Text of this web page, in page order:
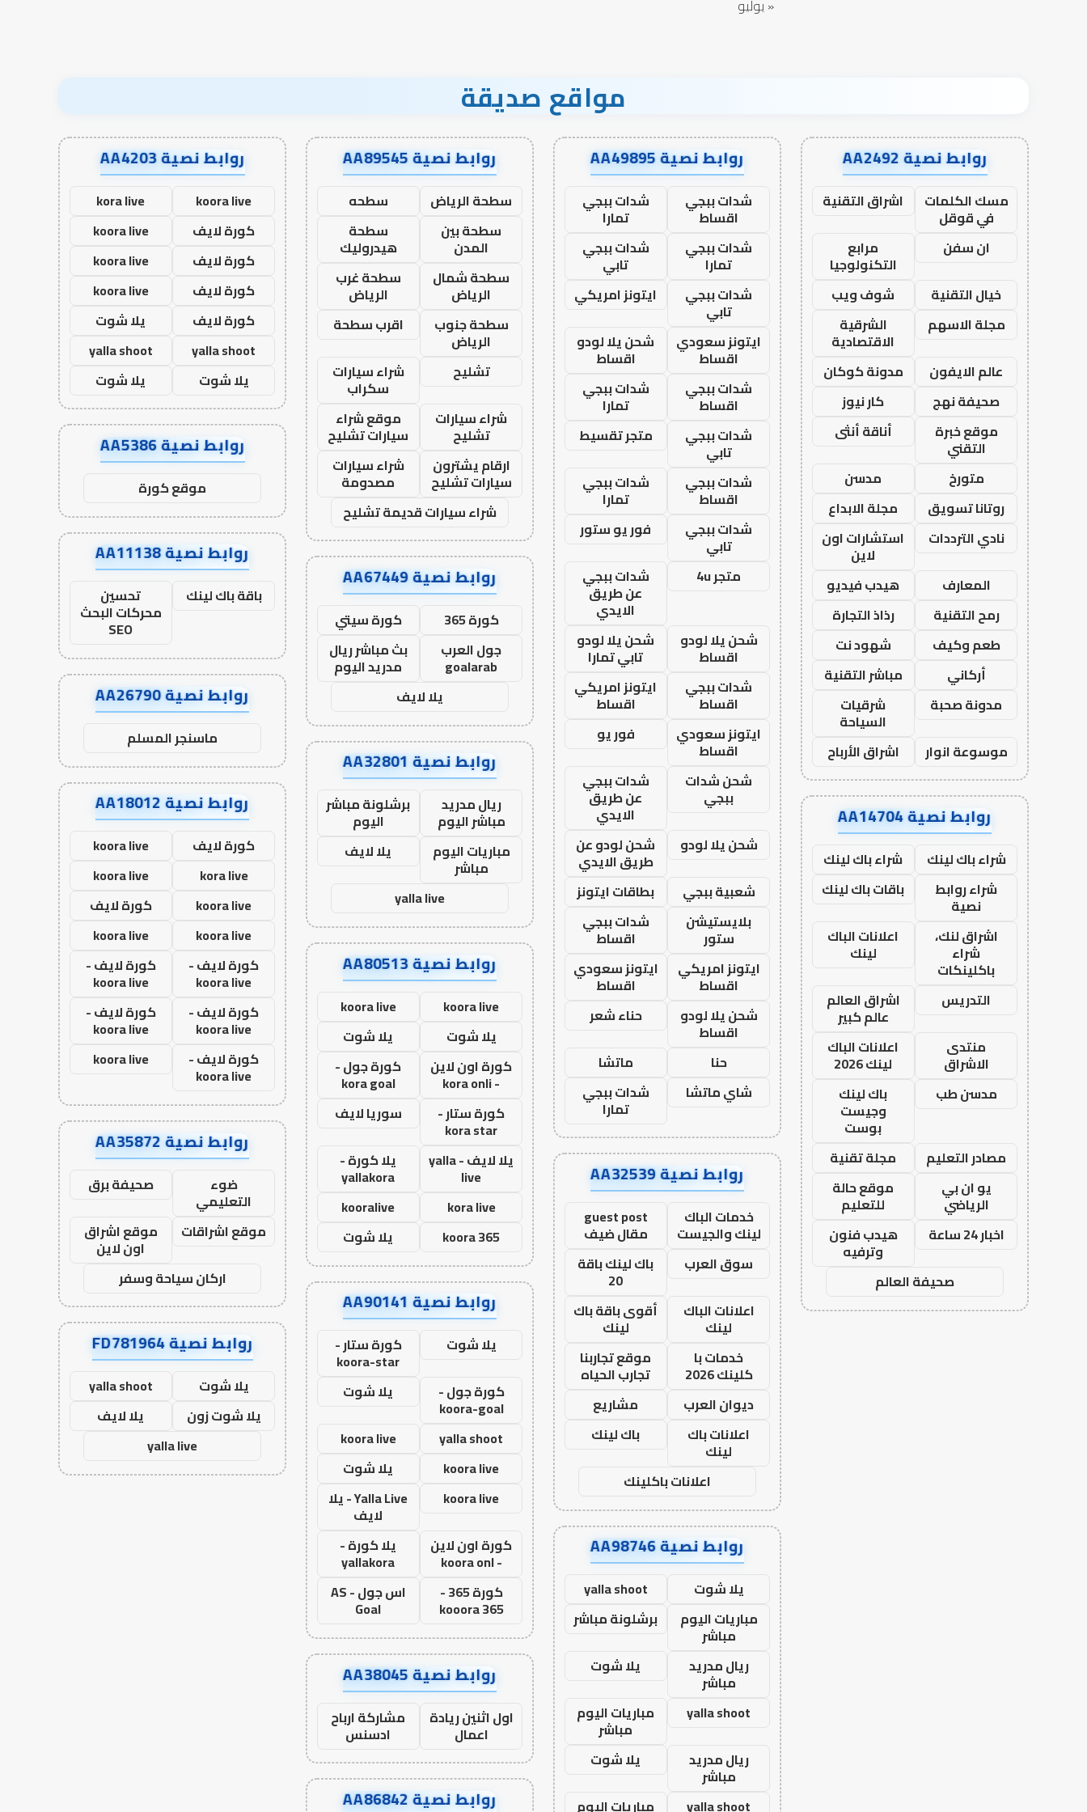
« يوليو
مواقع صديقة
روابط نصية AA2492
مسك الكلمات
في قوقل
اشراق التقنية
ان سفن
مرابع
التكنولوجيا
خيال التقنية
شوف ويب
مجلة الاسهم
الشرقية
الاقتصادية
عالم الايفون
مدونة كوكان
صحيفة نهج
كار نيوز
موقع خبرة
التقني
أناقة أنثى
متورخ
مدسن
روتانا تسويق
مجلة الابداع
نادي الترددات
استشارات اون
لاين
المعارف
هيدب فيديو
رمح التقنية
رذاذ التجارة
طعم وكيف
شهود نت
أركاني
مباشر التقنية
مدونة صحبة
شرقيات
السياحة
موسوعة انوار
اشراق الأرباح
روابط نصية AA14704
شراء باك لينك
شراء باك لينك
شراء روابط
نصية
باقات باك لينك
اشراق لنك،
شراء
باكلينكات
اعلانات الباك
لينك
التدريس
اشراق العالم
عالم كبير
منتدى
الاشراق
اعلانات الباك
لينك 2026
مدسن طب
باك لينك
وجيست
بوست
مصادر التعليم
مجلة تقنية
يو ان بي
الرياضي
موقع حالة
للتعليم
اخبار 24 ساعة
هيدب فنون
وترفيه
صحيفة العالم
روابط نصية AA49895
شدات ببجي
اقساط
شدات ببجي
تمارا
شدات ببجي
تمارا
شدات ببجي
تابي
شدات ببجي
تابي
ايتونز امريكي
ايتونز سعودي
اقساط
شحن يلا لودو
اقساط
شدات ببجي
اقساط
شدات ببجي
تمارا
شدات ببجي
تابي
متجر تقسيط
شدات ببجي
اقساط
شدات ببجي
تمارا
شدات ببجي
تابي
فور يو ستور
متجر 4u
شدات ببجي
عن طريق
الايدي
شحن يلا لودو
اقساط
شحن يلا لودو
تابي تمارا
شدات ببجي
اقساط
ايتونز امريكي
اقساط
ايتونز سعودي
اقساط
فور يو
شحن شدات
ببجي
شدات ببجي
عن طريق
الايدي
شحن يلا لودو
شحن لودو عن
طريق الايدي
شعبية ببجي
بطاقات ايتونز
بلايستيشن
ستور
شدات ببجي
اقساط
ايتونز امريكي
اقساط
ايتونز سعودي
اقساط
شحن يلا لودو
اقساط
حناء شعر
حنا
ماتشا
شاي ماتشا
شدات ببجي
تمارا
روابط نصية AA32539
خدمات الباك
لينك والجيست
guest post
مقال ضيف
سوق العرب
باك لينك باقة
20
اعلانات الباك
لينك
أقوى باقة باك
لينك
خدمات با
كلينك 2026
موقع تجاربنا
تجارب الحياه
ديوان العرب
مشاريع
اعلانات باك
لينك
باك لينك
اعلانات باكلينك
روابط نصية AA98746
يلا شوت
yalla shoot
مباريات اليوم
مباشر
برشلونة مباشر
ريال مدريد
مباشر
يلا شوت
yalla shoot
مباريات اليوم
مباشر
ريال مدريد
مباشر
يلا شوت
yalla shoot
مباريات اليوم
روابط نصية AA89545
سطحة الرياض
سطحه
سطحة بين
المدن
سطحة
هيدروليك
سطحة شمال
الرياض
سطحة غرب
الرياض
سطحة جنوب
الرياض
اقرب سطحة
تشليح
شراء سيارات
سكراب
شراء سيارات
تشليح
موقع شراء
سيارات تشليح
ارقام يشترون
سيارات تشليح
شراء سيارات
مصدومة
شراء سيارات قديمة تشليح
روابط نصية AA67449
كورة 365
كورة سيتي
جول العرب
goalarab
بث مباشر ريال
مدريد اليوم
يلا لايف
روابط نصية AA32801
ريال مدريد
مباشر اليوم
برشلونة مباشر
اليوم
مباريات اليوم
مباشر
يلا لايف
yalla live
روابط نصية AA80513
koora live
koora live
يلا شوت
يلا شوت
كورة اون لاين
- kora onli
كورة جول -
kora goal
كورة ستار -
kora star
سوريا لايف
يلا لايف - yalla
live
يلا كورة -
yallakora
kora live
kooralive
koora 365
يلا شوت
روابط نصية AA90141
يلا شوت كورة ستار -
koora-star
كورة جول -
koora-goal
يلا شوت
yalla shoot
koora live
koora live
يلا شوت
koora live
Yalla Live - يلا
لايف
كورة اون لاين
- koora onl
يلا كورة -
yallakora
كورة 365 -
kooora 365
اس جول - AS
Goal
روابط نصية AA38045
اول اثنين ريادة
اعمال
مشاركة ارباح
ادسنس
روابط نصية AA86842
روابط نصية AA4203
koora live
kora live
كورة لايف
koora live
كورة لايف
koora live
كورة لايف
koora live
كورة لايف
يلا شوت
yalla shoot
yalla shoot
يلا شوت
يلا شوت
روابط نصية AA5386
موقع كورة
روابط نصية AA11138
باقة باك لينك تحسين
محركات البحث
SEO
روابط نصية AA26790
ماسنجر المسلم
روابط نصية AA18012
كورة لايف
koora live
kora live
koora live
koora live
كورة لايف
koora live
koora live
كورة لايف -
koora live
كورة لايف -
koora live
كورة لايف -
koora live
كورة لايف -
koora live
كورة لايف -
koora live
koora live
روابط نصية AA35872
ضوء
التعليمي
صحيفة برق
موقع اشراقات
موقع اشراق
اون لاين
اركان سياحة وسفر
روابط نصية FD781964
يلا شوت
yalla shoot
يلا شوت زون
يلا لايف
yalla live